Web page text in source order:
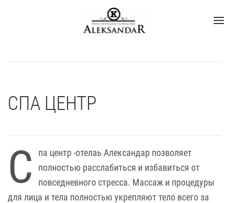
СПА ЦЕНТР
С
па центр -отелаь Александар позволяет
полностью расслабиться и избавиться от
повседневного стресса. Массаж и процедуры
для лица и тела полностью укрепляют тело всего за